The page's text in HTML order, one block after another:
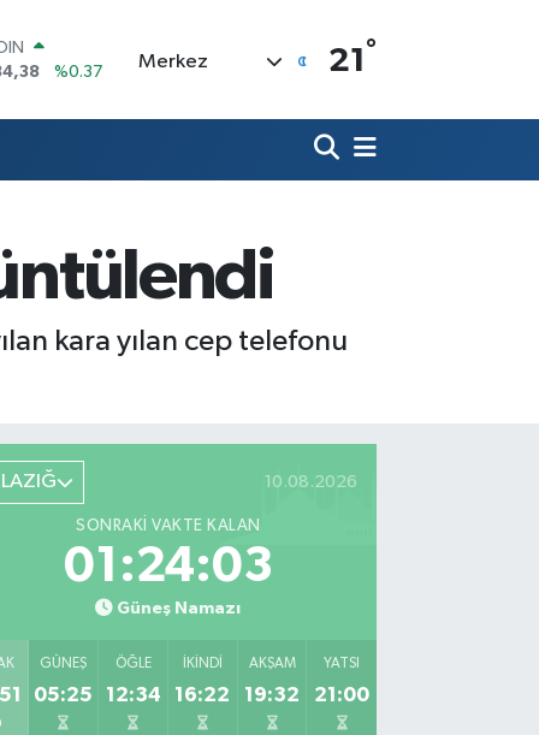
%0.01
%-0.06
%-14
Merkez 21 °
kara yılan cep telefonu
10.08.2026
SONRAKI VAKTE KALAN
01:24:02
Güneş Namazı
GÜNEŞ
05:25
ÖĞLE
12:34
İKINDI
16:22
AKŞAM
19:32
YATSI
21:00